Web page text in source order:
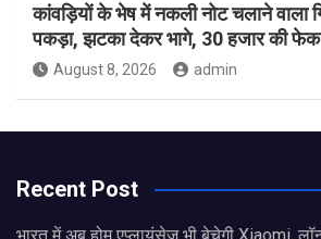
कांवड़ियों के भेष में नकली नोट चलाने वाला
पकड़ा, झटका देकर भागे, 30 हजार की फेक
August 8, 2026 admin
Recent Post
भारत में अब होम एप्लायंसेज भी बेचेगी Xiaomi,